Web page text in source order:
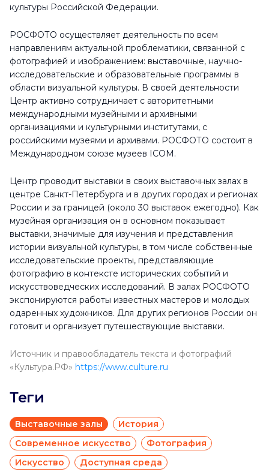
Контакты
office@rosphoto.org
rosphoto.org
+7 (812) 500-70-00
Расписание
Понедельник
11:00 - 19:00
Вторник
12:00 - 21:00
Среда
Четверг
12:00 - 21:00
Пятница
12:00 - 21:00
Суббота
11:00 - 19:00
Воскресенье
11:00 - 19:00
культуры Российской Федерации.
РОСФОТО осуществляет деятельность по всем
направлениям актуальной проблематики, связанной с
фотографией и изображением: выставочные, научно-
исследовательские и образовательные программы в
области визуальной культуры. В своей деятельности
Центр активно сотрудничает c авторитетными
международными музейными и архивными
организациями и культурными институтами, с
российскими музеями и архивами. РОСФОТО состоит в
Международном союзе музеев ICOM.
Центр проводит выставки в своих выставочных залах в
центре Санкт-Петербурга и в других городах и регионах
России и за границей (около 30 выставок ежегодно). Как
музейная организация он в основном показывает
выставки, значимые для изучения и представления
истории визуальной культуры, в том числе собственные
исследовательские проекты, представляющие
фотографию в контексте исторических событий и
искусствоведческих исследований. В залах РОСФОТО
экспонируются работы известных мастеров и молодых
одаренных художников. Для других регионов России он
готовит и организует путешествующие выставки.
Источник и правообладатель текста и фотографий
«Культура.РФ» https://www.culture.ru
Теги
Выставочные залы
История
Современное искусство
Фотография
Искусство
Доступная среда